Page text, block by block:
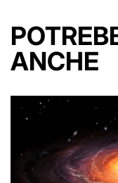
ANCHE